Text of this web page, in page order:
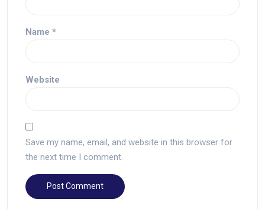
Name *
Website
Save my name, email, and website in this browser for
the next time I comment.